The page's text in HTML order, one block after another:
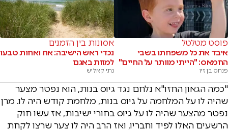
פוסט מטלטל
איבד את כל משפחתו בשבי
החמאס: "הייתי מוותר על החיים"
פנחס בן זיו
אסונות בין הזמנים
נכדי ראש הישיבה: אח ואחות טבעו
למוות באגם
נתי קאליש
"כמה הגאון החזו"א נלחם נגד גיוס בנות, הוא נפטר מצער
שהיה לו על המלחמה על גיוס בנות, מלחמת קודש היה לו. מרן
נפטר מהצער שהיה לו על גיוס בחורי ישיבות, אז עשו חוק
הרשעים האלו לפיד וחבריו, ואז הרב היה לו צער שרצו לקחת